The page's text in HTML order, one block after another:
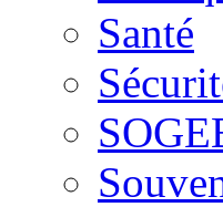
Santé